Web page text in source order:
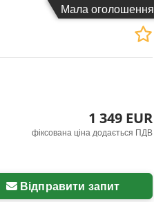
Мала оголошення
1 349 EUR
фіксована ціна додається ПДВ
Відправити запит